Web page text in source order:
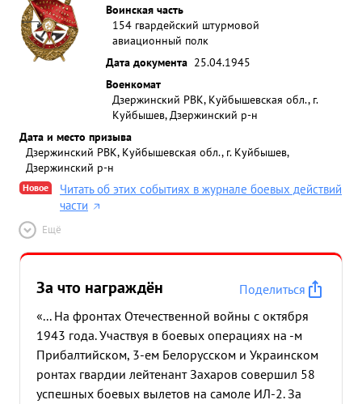
Воинская часть
154 гвардейский штурмовой
авиационный полк
Дата документа 25.04.1945
Военкомат
Дзержинский РВК, Куйбышевская обл., г.
Куйбышев, Дзержинский р-н
Дата и место призыва
Дзержинский РВК, Куйбышевская обл., г. Куйбышев,
Дзержинский р-н
Новое
Читать об этих событиях в журнале боевых действий
части
Ещё
За что награждён
Поделиться
«... На фронтах Отечественной войны с октября
1943 года. Участвуя в боевых операциях на -м
Прибалтийском, 3-ем Белорусском и Украинском
ронтах гвардии лейтенант Захаров совершил 58
успешных боевых вылетов на самоле ИЛ-2. За